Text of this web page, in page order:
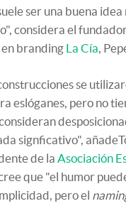
ser una buena idea
considera el
branding La Cía,
se
eslóganes, pero no
signficativo",
de la Asociación
que "el humor
pero el